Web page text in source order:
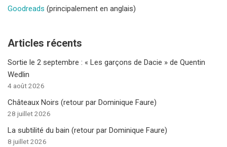
Goodreads (principalement en anglais)
Articles récents
Sortie le 2 septembre : « Les garçons de Dacie » de Quentin
Wedlin
4 août 2026
Châteaux Noirs (retour par Dominique Faure)
28 juillet 2026
La subtilité du bain (retour par Dominique Faure)
8 juillet 2026